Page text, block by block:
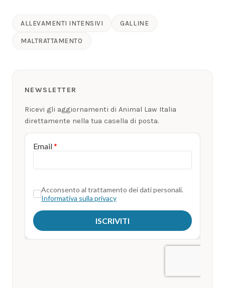
ALLEVAMENTI INTENSIVI GALLINE
MALTRATTAMENTO
NEWSLETTER
Ricevi gli aggiornamenti di Animal Law Italia
direttamente nella tua casella di posta.